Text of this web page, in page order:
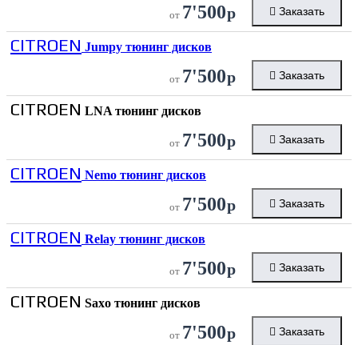
от 7'500р Заказать
CITROEN Jumpy тюнинг дисков
от 7'500р Заказать
CITROEN LNA тюнинг дисков
от 7'500р Заказать
CITROEN Nemo тюнинг дисков
от 7'500р Заказать
CITROEN Relay тюнинг дисков
от 7'500р Заказать
CITROEN Saxo тюнинг дисков
от 7'500р Заказать